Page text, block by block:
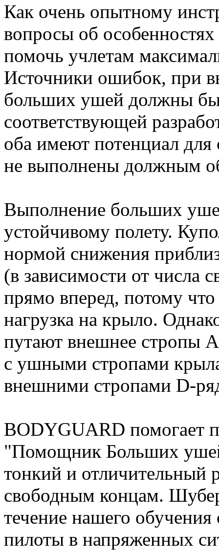
Как очень опытному
вопросы об
помочь учлетам
Источники ошибок, при
больших ушей должны
соответствующей
оба имеют потенциал
не выполнены должным
Выполнение больших
устойчивому полету.
нормой снижения
(в зависимости от числа
прямо вперед, потому что
нагрузка на крыло.
путают внешнее стропы
с ушными стропами
внешними стропами D-
BODYGUARD помогает
"Помощник Больших
тонкий и
свободным концам.
течение нашего
пилоты в напряженных